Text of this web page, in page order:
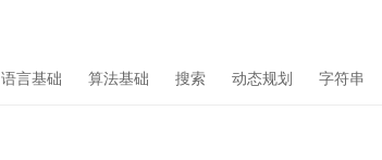
语言基础 算法基础 搜索 动态规划 字符串